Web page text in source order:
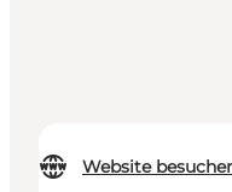
Website